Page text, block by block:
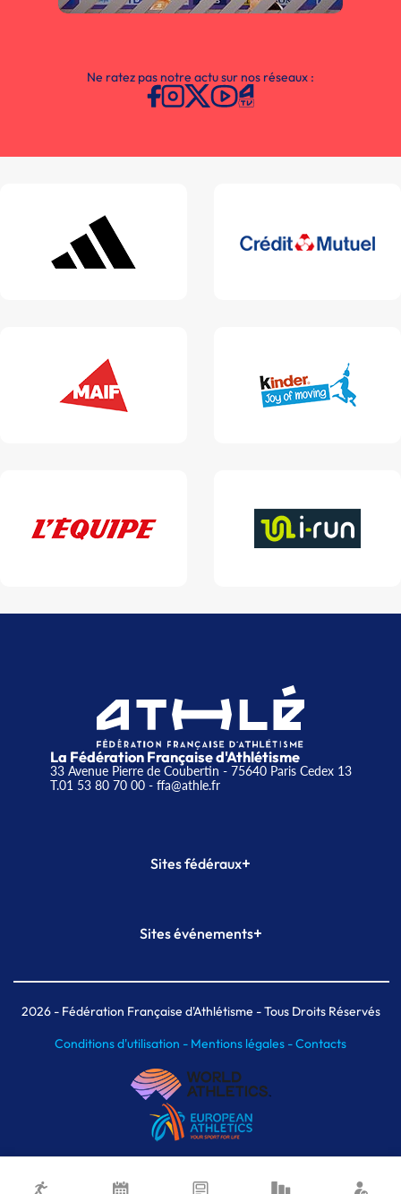
Ne ratez pas notre actu sur nos réseaux :
La Fédération Française d'Athlétisme
33 Avenue Pierre de Coubertin - 75640 Paris Cedex 13
T.01 53 80 70 00- ffa@athle.fr
Sites fédéraux+
Plateforme Formation
Sites événements+
Meeting de Paris indoor
MAIF Ekiden de Paris
2026- Fédération Française d'Athlétisme - Tous Droits Réservés
Conditions d'utilisation - Mentions légales -Contacts